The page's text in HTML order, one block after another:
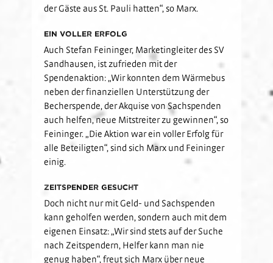
der Gäste aus St. Pauli hatten“, so Marx.
Ein voller Erfolg
Auch Stefan Feininger, Marketingleiter des SV
Sandhausen, ist zufrieden mit der
Spendenaktion: „Wir konnten dem Wärmebus
neben der finanziellen Unterstützung der
Becherspende, der Akquise von Sachspenden
auch helfen, neue Mitstreiter zu gewinnen“, so
Feininger. „Die Aktion war ein voller Erfolg für
alle Beteiligten“, sind sich Marx und Feininger
einig.
Zeitspender gesucht
Doch nicht nur mit Geld- und Sachspenden
kann geholfen werden, sondern auch mit dem
eigenen Einsatz: „Wir sind stets auf der Suche
nach Zeitspendern, Helfer kann man nie
genug haben“, freut sich Marx über neue